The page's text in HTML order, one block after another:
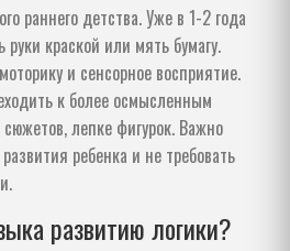
раннего детства. Уже в 1-2 года
краской или мять бумагу.
и сенсорное восприятие.
к более осмысленным
лепке фигурок. Важно
ребенка и не требовать
развитию логики?